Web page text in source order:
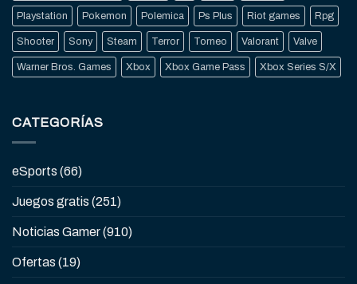
Playstation Pokemon Polemica Ps Plus Riot games Rpg
Shooter Sony Steam Terror Torneo Valorant Valve
Warner Bros. Games Xbox Xbox Game Pass Xbox Series S/X
CATEGORÍAS
eSports (66)
Juegos gratis (251)
Noticias Gamer(910)
Ofertas (19)